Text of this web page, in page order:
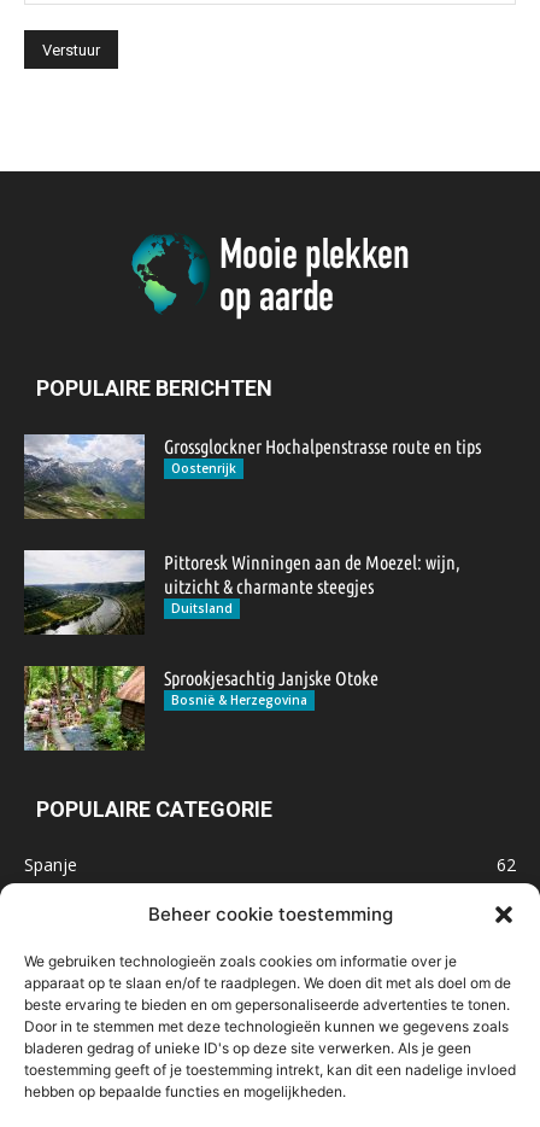
Beheer cookie toestemming
We gebruiken technologieën zoals cookies om informatie over je
apparaat op te slaan en/of te raadplegen. We doen dit met als doel om de
beste ervaring te bieden en om gepersonaliseerde advertenties te tonen.
Door in te stemmen met deze technologieën kunnen we gegevens zoals
bladeren gedrag of unieke ID's op deze site verwerken. Als je geen
toestemming geeft of je toestemming intrekt, kan dit een nadelige invloed
hebben op bepaalde functies en mogelijkheden.
POPULAIRE BERICHTEN
Grossglockner Hochalpenstrasse route en tips
Oostenrijk
Pittoresk Winningen aan de Moezel: wijn,
uitzicht & charmante steegjes
Duitsland
Sprookjesachtig Janjske Otoke
Bosnië & Herzegovina
POPULAIRE CATEGORIE
Spanje
62
Marokko
32
IJsland
32
Malta
Roemenië
29